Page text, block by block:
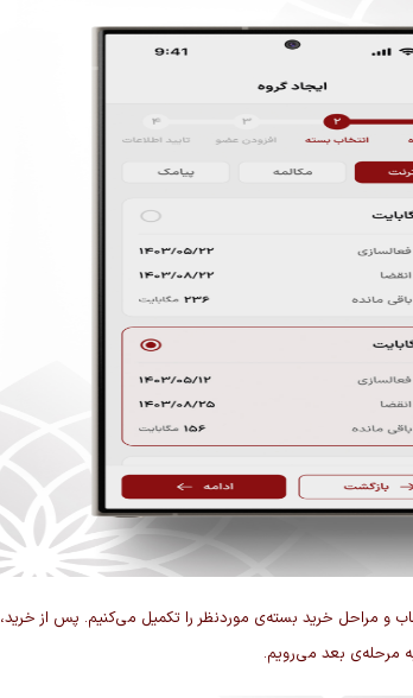
و مراحل خرید بسته‌ی موردنظر را تکمیل می‌کنیم. پس از
مرحله‌ی بعد می‌رویم.